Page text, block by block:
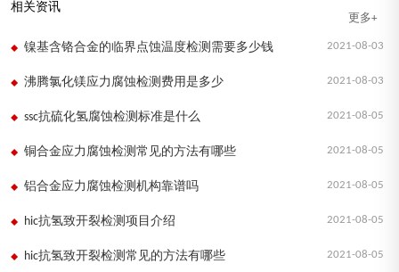
相关资讯
更多+
2021-08-03
镍基含铬合金的临界点蚀温度检测需要多少钱
2021-08-03
沸腾氯化镁应力腐蚀检测费用是多少
2021-08-05
ssc抗硫化氢腐蚀检测标准是什么
2021-08-05
铜合金应力腐蚀检测常见的方法有哪些
2021-08-05
铝合金应力腐蚀检测机构靠谱吗
2021-08-05
hic抗氢致开裂检测项目介绍
2021-08-05
hic抗氢致开裂检测常见的方法有哪些